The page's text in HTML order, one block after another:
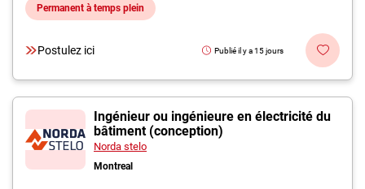
Permanent à temps plein
Postulez ici Publié il y a 15 jours
Ingénieur ou ingénieure en électricité du
bâtiment (conception)
Norda stelo
Montreal